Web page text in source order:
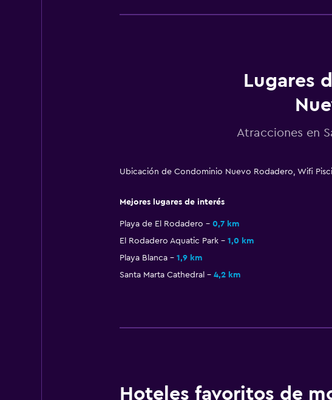
Lugares
Atracciones en
Ubicación de Condominio Nuevo Rodadero, Wifi
Mejores lugares de interés
Playa de El Rodadero 0,7 km
El Rodadero Aquatic Park
1,0 km
Playa Blanca
1,9 km
Santa Marta Cathedral
4,2 km
Hoteles favoritos de